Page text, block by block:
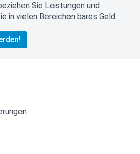
Sie Leistungen und
in vielen Bereichen bares Geld.